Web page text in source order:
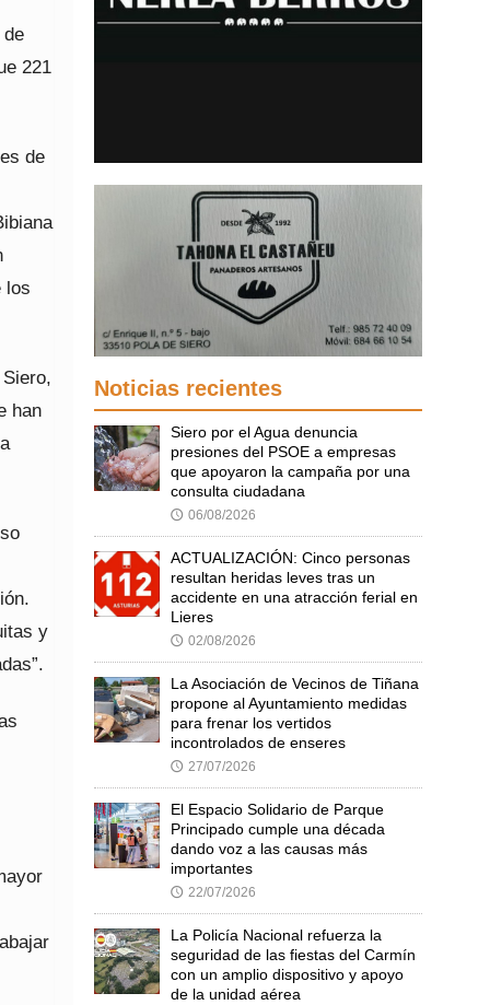
221
de
los
han
y
Noticias recientes
Siero por el Agua denuncia
presiones del PSOE a empresas
que apoyaron la campaña por una
consulta ciudadana
🕔 06/08/2026
ACTUALIZACIÓN: Cinco personas
resultan heridas leves tras un
accidente en una atracción ferial en
Lieres
🕔 02/08/2026
La Asociación de Vecinos de Tiñana
propone al Ayuntamiento medidas
para frenar los vertidos
incontrolados de enseres
🕔 27/07/2026
El Espacio Solidario de Parque
Principado cumple una década
dando voz a las causas más
importantes
🕔 22/07/2026
La Policía Nacional refuerza la
seguridad de las fiestas del Carmín
con un amplio dispositivo y apoyo
de la unidad aérea